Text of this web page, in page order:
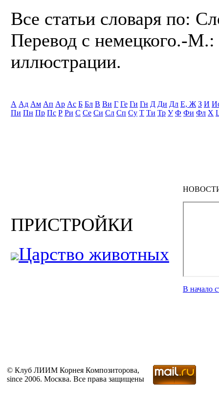
Все статьи словаря по:
Перевод с немецкого.-
иллюстрации.
А Ад Ам Ап Ар Ас Б Бл В Ви Г Ге Ги Гн Д Ди Дл Е, Ж З И
Пи Пн Пр Пс Р Ри С Се Си Сл Сп Су Т Ти Тр У Ф Фи Фл Х
ПРИСТРОЙКИ
Царство животных
В начало
© Клуб ЛИИМ Корнея Композиторова,
since 2006. Москва. Все права защищены